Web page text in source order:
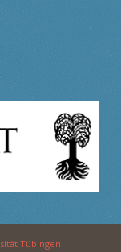
Tübingen